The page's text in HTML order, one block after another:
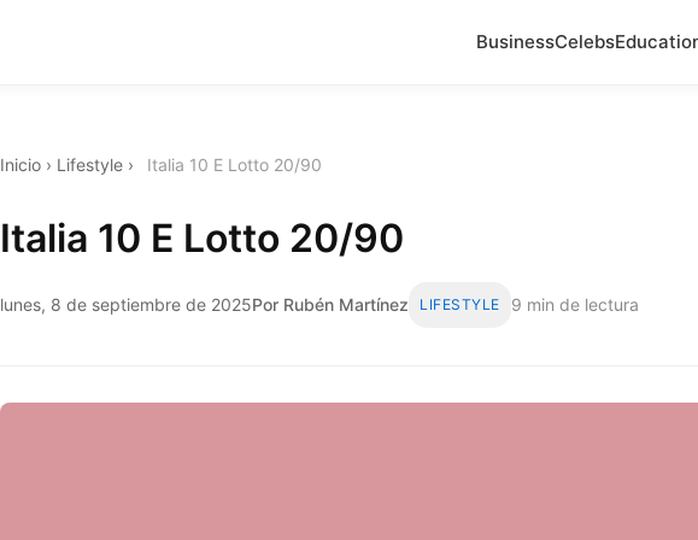
BusinessCelebs
Inicio › Lifestyle › Italia 10 E Lotto 20/90
Italia 10 E Lotto 20/90
lunes, 8 de septiembre de 2025Por Rubén Martínez LIFESTYLE 9 min de lectura